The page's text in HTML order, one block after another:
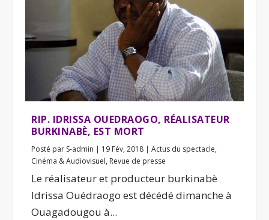
RIP. IDRISSA OUEDRAOGO, RÉALISATEUR
BURKINABÈ, EST MORT
Posté par S-admin | 19 Fév, 2018 |Actus du spectacle,
Cinéma & Audiovisuel, Revue de presse
Le réalisateur et producteur burkinabè
Idrissa Ouédraogo est décédé dimanche à
Ouagadougou à...